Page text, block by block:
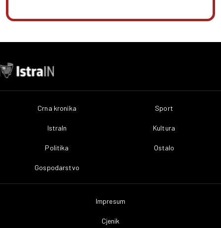
Crna kronika
IstraIn
Politika
Gospodarstvo
Sport
Kultura
Ostalo
Impresum
Cjenik